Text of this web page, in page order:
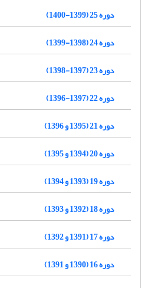
دوره 25 (1399-1400)
دوره 24 (1398-1399)
دوره 23 (1397-1398)
دوره 22 (1397-1396)
دوره 21 (1395 و 1396)
دوره 20 (1394 و 1395)
دوره 19 (1393 و 1394)
دوره 18 (1392 و 1393)
دوره 17 (1391 و 1392)
دوره 16 (1390 و 1391)